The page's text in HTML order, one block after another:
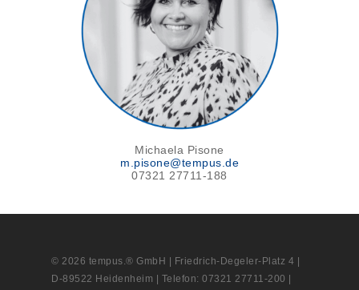
Michaela Pisone
m.pisone@tempus.de
07321 27711-188
© 2026 tempus.® GmbH | Friedrich-Degeler-Platz 4 |
D-89522 Heidenheim | Telefon: 07321 27711-200 |